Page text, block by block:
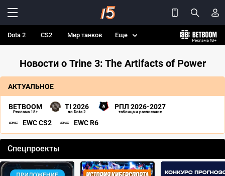
Dota 2 CS2 Мир танков Еще
Новости о Trine 3: The Artifacts of Power
АКТУАЛЬНОЕ
BETBOOM
Реклама 18+
TI 2026
по Dota 2
РПЛ 2026-2027
таблица и расписание
EWC CS2 EWC R6
Спецпроекты